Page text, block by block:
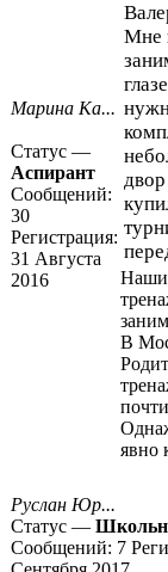
Марина Ка...
Статус —
Аспирант
Сообщений:
30
Регистрация:
31 Августа
2016
Мне
Наши
В
явно
Руслан Юр...
Статус —
Сообщений: 7